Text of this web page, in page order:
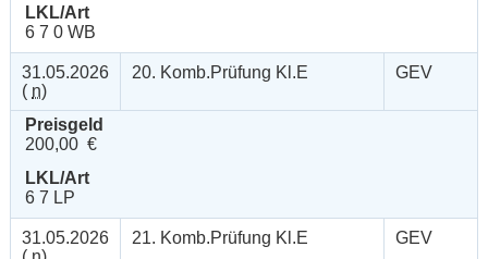
LKL/Art
6 7 0 WB
31.05.2026
( n)
20. Komb.Prüfung Kl.E GEV
Preisgeld
200,00 €
LKL/Art
6 7 LP
31.05.2026
21. Komb.Prüfung Kl.E GEV